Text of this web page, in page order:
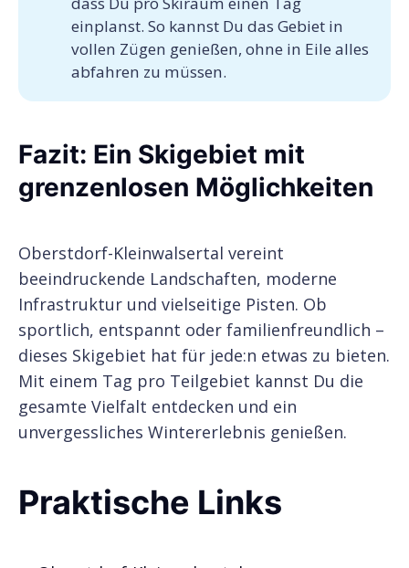
einplanst. So kannst Du das Gebiet in
vollen Zügen genießen, ohne in Eile alles
abfahren zu müssen.
Fazit: Ein Skigebiet mit
grenzenlosen Möglichkeiten
Oberstdorf-Kleinwalsertal vereint
beeindruckende Landschaften, moderne
Infrastruktur und vielseitige Pisten. Ob
sportlich, entspannt oder familienfreundlich –
dieses Skigebiet hat für jede:n etwas zu bieten.
Mit einem Tag pro Teilgebiet kannst Du die
gesamte Vielfalt entdecken und ein
unvergessliches Wintererlebnis genießen.
Praktische Links